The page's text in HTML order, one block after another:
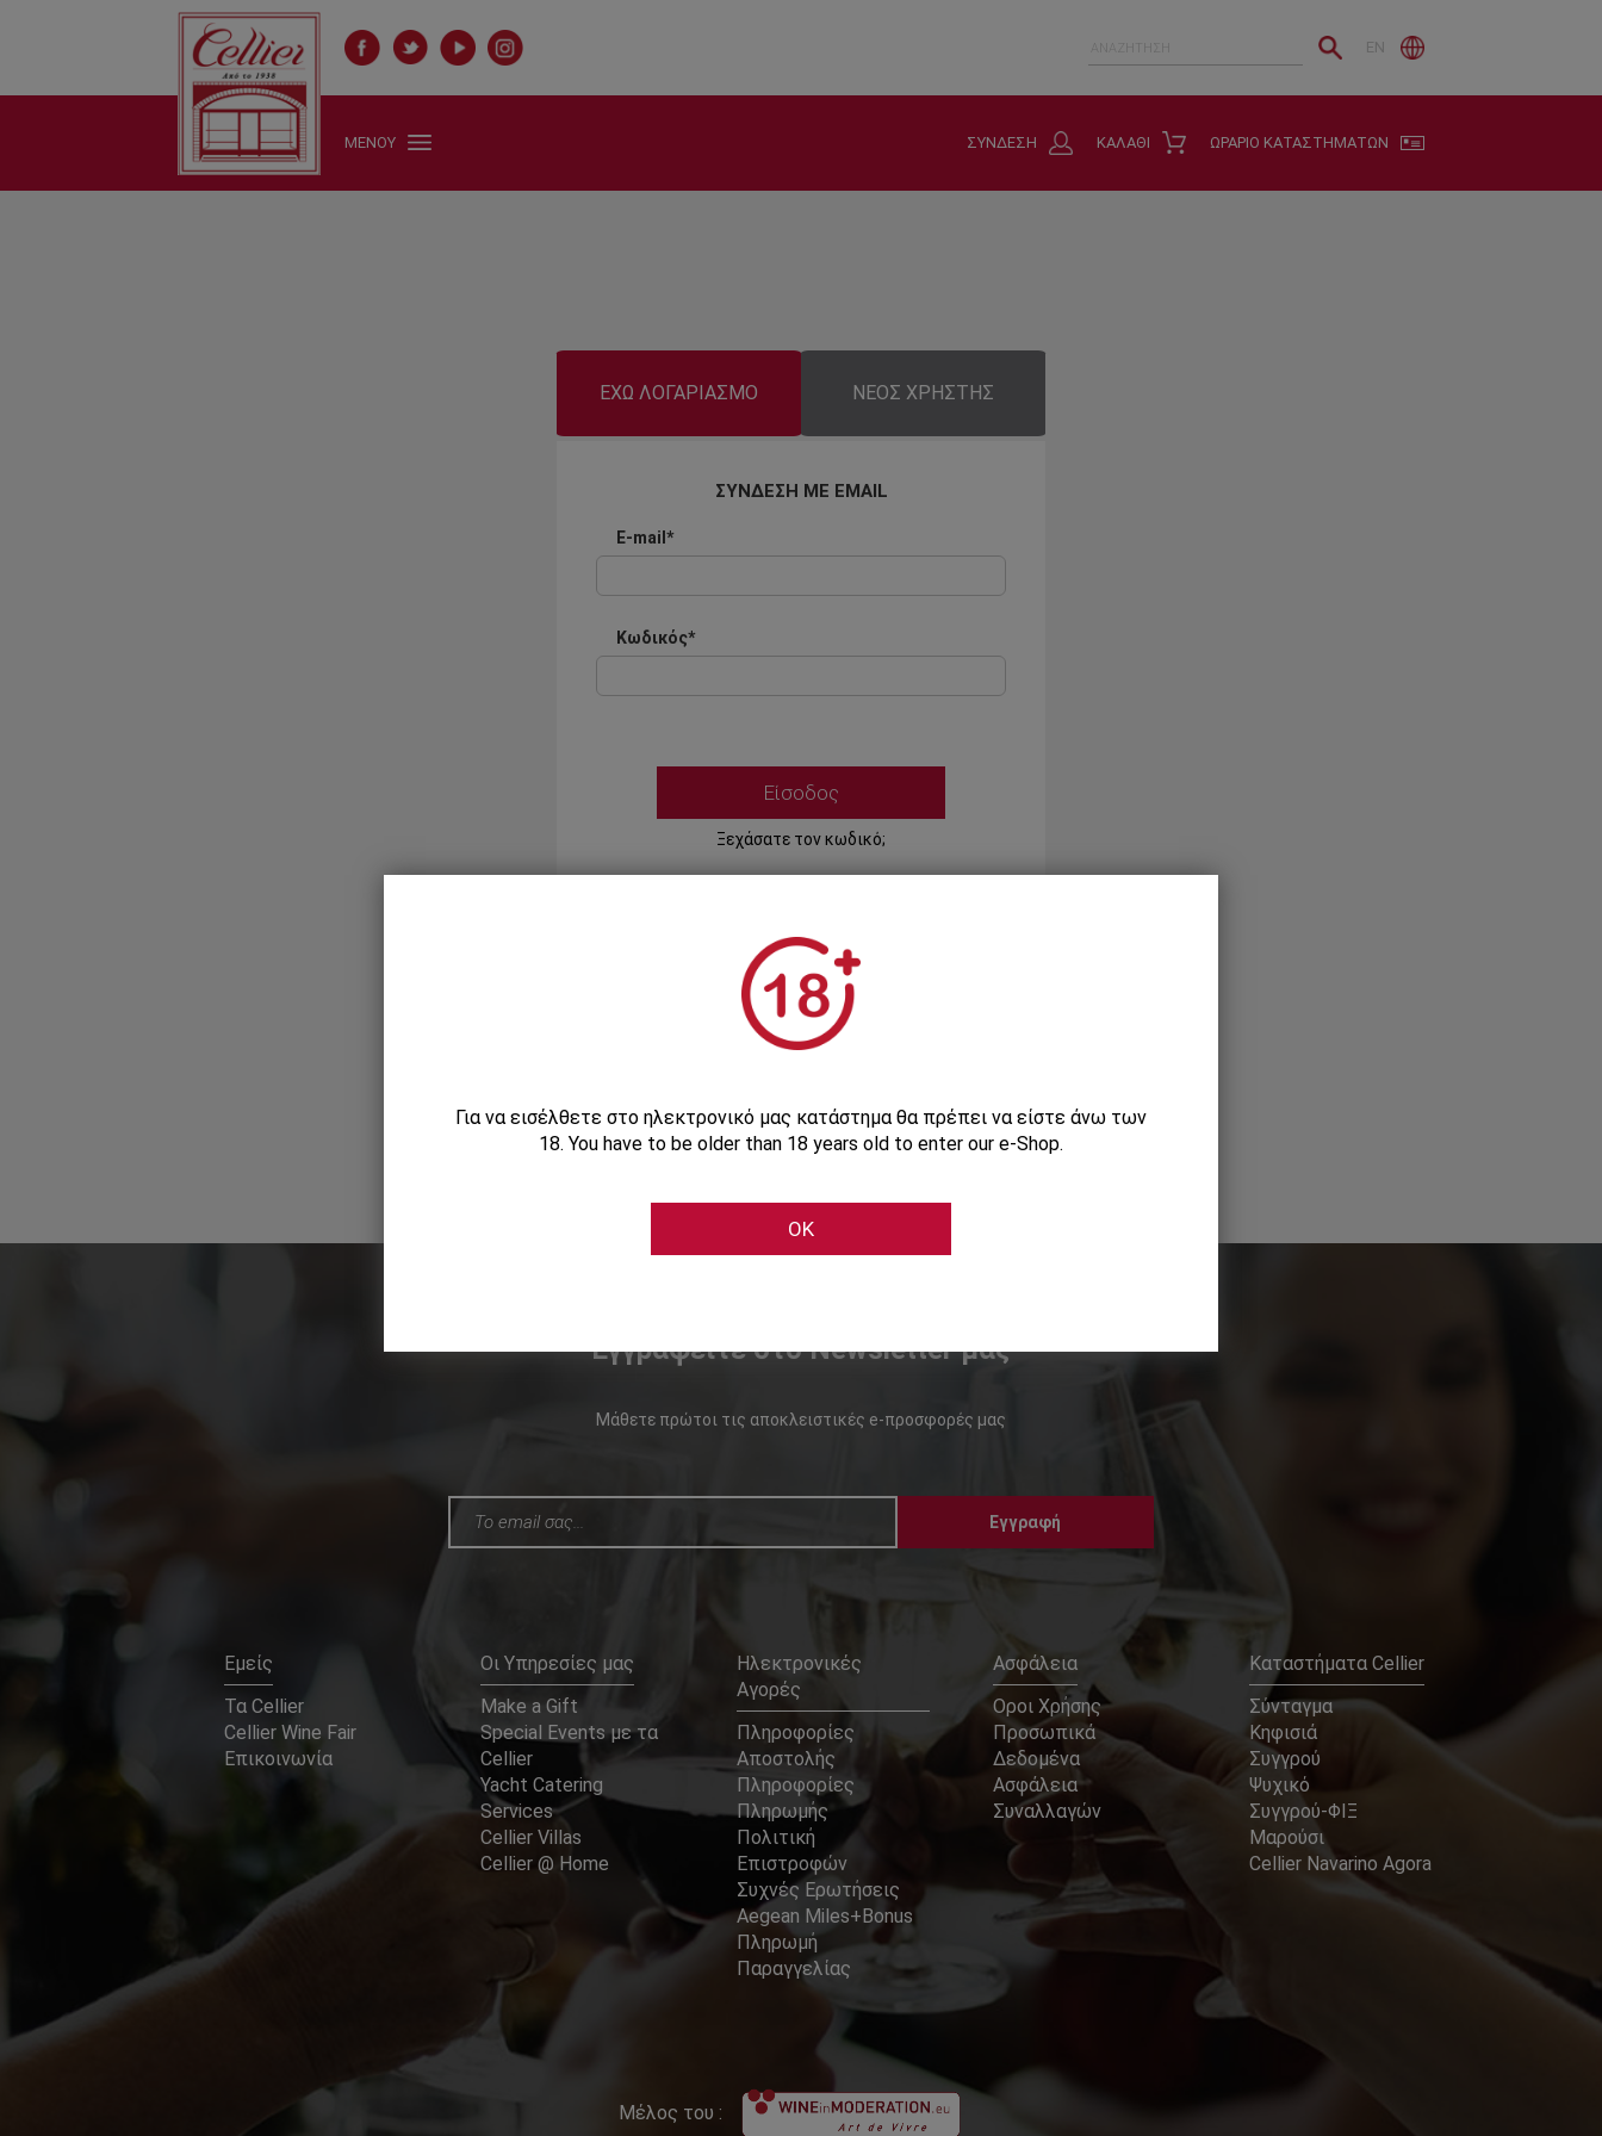
EN
ΜΕΝΟΥ ΩΡΑΡΙΟ ΚΑΤΑΣΤΗΜΑΤΩΝ
ΚΑΛΑΘΙ
ΣΥΝΔΕΣΗ
ΕΧΩ ΛΟΓΑΡΙΑΣΜΟ ΝΕΟΣ ΧΡΗΣΤΗΣ
ΣΥΝΔΕΣΗ ΜΕ EMAIL
E-mail*
Κωδικός*
Ξεχάσατε τον κωδικό;
ΣΥΝΔΕΣΗ ΜΕ ...
Εγγραφείτε στο Newsletter μας
Μάθετε πρώτοι τις αποκλειστικές e-προσφορές μας
Εγγραφή
Εμείς
Τα Cellier
Cellier Wine Fair
Επικοινωνία
Οι Υπηρεσίες μας
Make a Gift
Special Events με τα
Cellier
Yacht Catering
Services
Cellier Villas
Cellier @ Home
Ηλεκτρονικές
Αγορές
Πληροφορίες
Αποστολής
Πληροφορίες
Πληρωμής
Πολιτική
Επιστροφών
Συχνές Ερωτήσεις
Aegean Miles+Bonus
Πληρωμή
Παραγγελίας
Ασφάλεια
Οροι Χρήσης
Προσωπικά
Δεδομένα
Ασφάλεια
Συναλλαγών
Καταστήματα Cellier
Σύνταγμα
Κηφισιά
Συγγρού
Ψυχικό
Συγγρού-ΦΙΞ
Μαρούσι
Cellier Navarino Agora
Μέλος του :
Για να εισέλθετε στο ηλεκτρονικό μας κατάστημα θα πρέπει να είστε άνω των
18. You have to be older than 18 years old to enter our e-Shop.
OK